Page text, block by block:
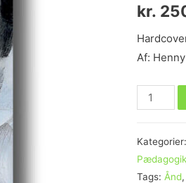
som
4.78
ud af 5
kr.
Af:
Kategorier:
Pædagogik
Tags: Ånd,